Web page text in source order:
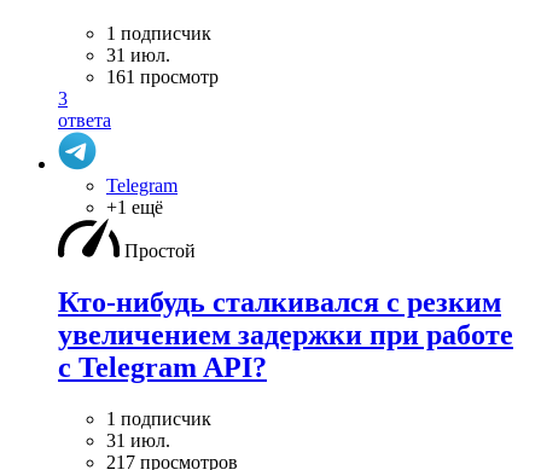
1 подписчик
31 июл.
161 просмотр
3
ответа
Telegram
+1 ещё
Простой
Кто-нибудь сталкивался с резким
увеличением задержки при работе
с Telegram API?
1 подписчик
31 июл.
217 просмотров